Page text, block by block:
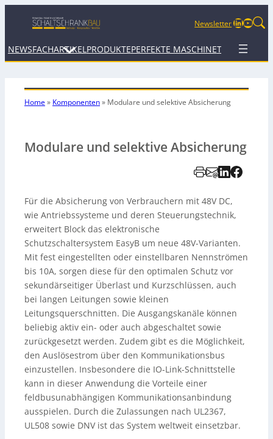
NewsletterLinkedIn
NEWSFACHARTIKEL PRODUKTEPERFEKTE MASCHINETERMINE
Home» Komponenten» Modulare und selektive Absicherung
Modulare und selektive Absicherung
Für die Absicherung von Verbrauchern mit 48V DC,
wie Antriebssysteme und deren Steuerungstechnik,
erweitert Block das elektronische
Schutzschaltersystem EasyB um neue 48V-Varianten.
Mit fest eingestellten oder einstellbaren Nennströmen
bis 10A, sorgen diese für den optimalen Schutz vor
sekundärseitiger Überlast und Kurzschlüssen, auch
bei langen Leitungen sowie kleinen
Leitungsquerschnitten. Die Ausgangskanäle können
beliebig aktiv ein- oder auch abgeschaltet sowie
zurückgesetzt werden. Zudem gibt es die Möglichkeit,
den Auslösestrom über den Kommunikationsbus
einzustellen. Insbesondere die IO-Link-Schnittstelle
kann in dieser Anwendung die Vorteile einer
feldbusunabhängigen Kommunikationsanbindung
ausspielen. Durch die Zulassungen nach UL2367,
UL508 sowie DNV ist das System weltweit einsetzbar.